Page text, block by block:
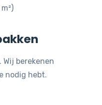
berekenen
nodig hebt.